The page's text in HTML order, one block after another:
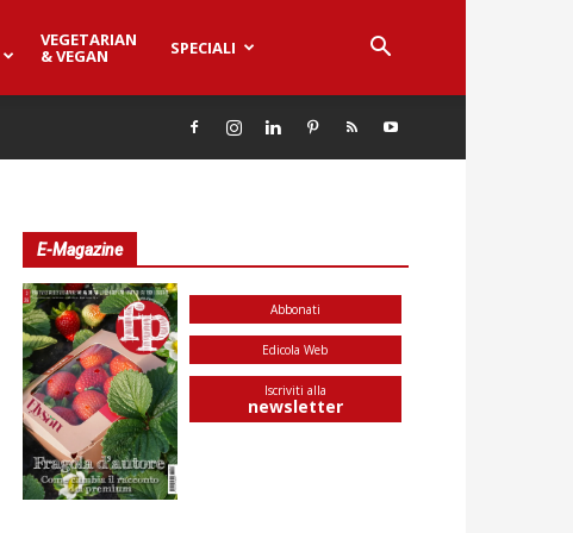
VEGETARIAN
& VEGAN SPECIALI
E-Magazine
Abbonati
Edicola Web
Iscriviti alla
newsletter